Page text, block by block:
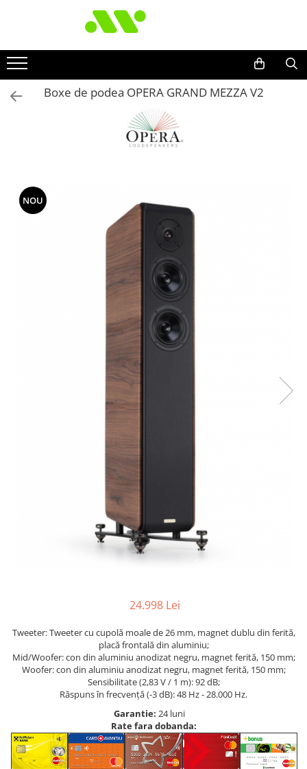
Boxe de podea OPERA GRAND MEZZA V2
NOU
24.998 Lei
Tweeter: Tweeter cu cupolă moale de 26 mm, magnet dublu din ferită,
placă frontală din aluminiu;
Mid/Woofer: con din aluminiu anodizat negru, magnet ferită, 150 mm;
Woofer: con din aluminiu anodizat negru, magnet ferită, 150 mm;
Sensibilitate (2,83 V / 1 m): 92 dB;
Răspuns în frecvență (-3 dB): 48 Hz - 28.000 Hz.
Garantie: 24 luni
Rate fara dobanda: